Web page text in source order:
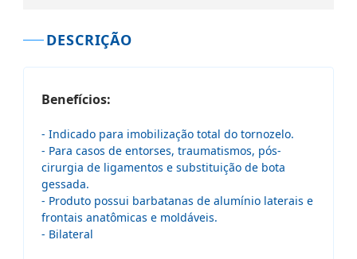
DESCRIÇÃO
Benefícios:
- Indicado para imobilização total do tornozelo.
- Para casos de entorses, traumatismos, pós-
cirurgia de ligamentos e substituição de bota
gessada.
- Produto possui barbatanas de alumínio laterais e
frontais anatômicas e moldáveis.
- Bilateral